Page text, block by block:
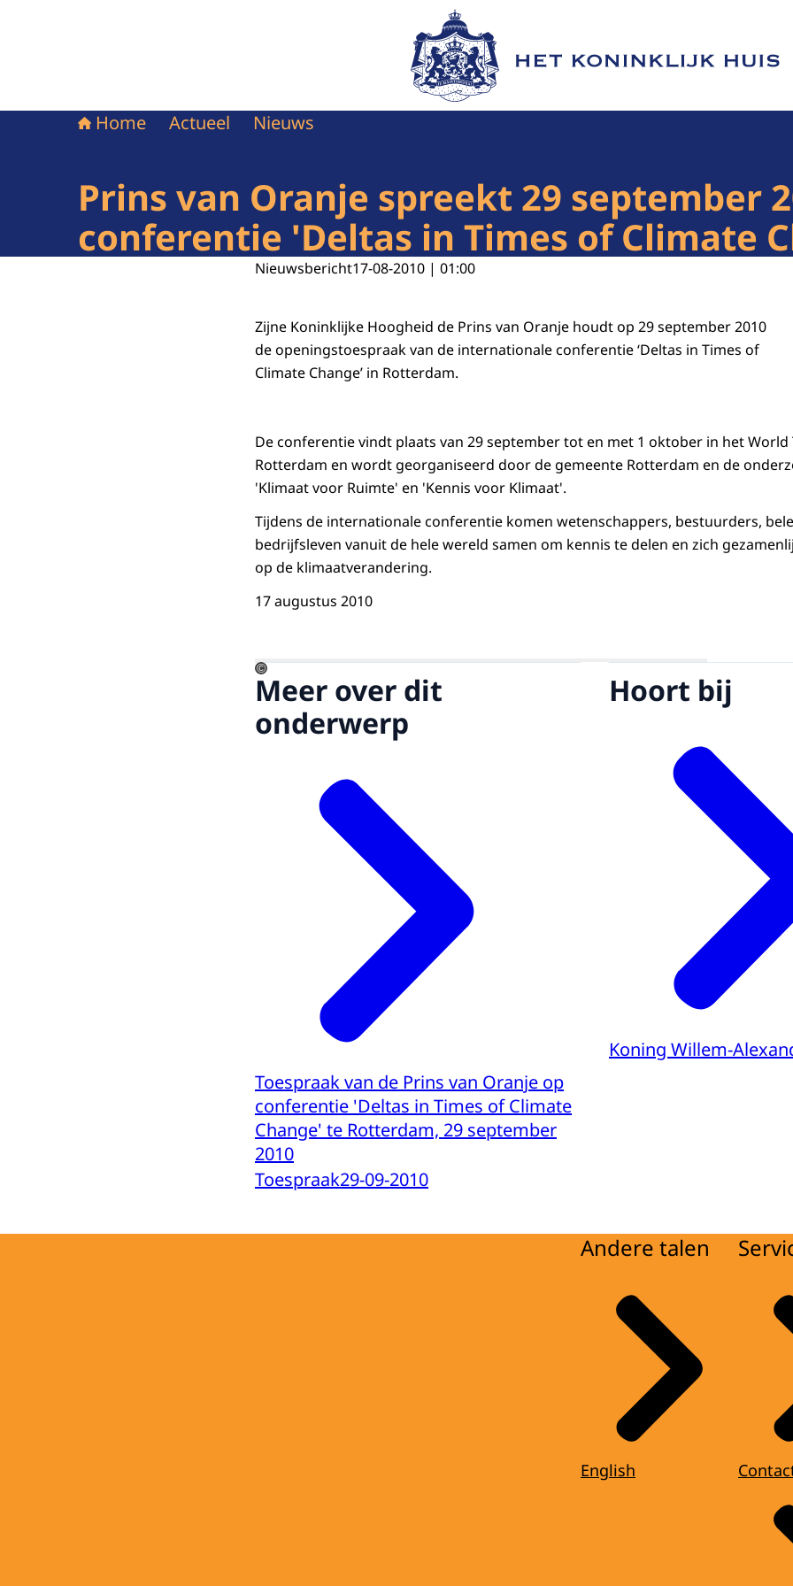
Naar de homepage van Het Koninklijk Huis
Home Actueel Nieuws
Prins van Oranje spreekt 29 september
conferentie 'Deltas in Times of Climate
Nieuwsbericht17-08-2010 | 01:00
Zijne Koninklijke Hoogheid de Prins van Oranje houdt op 29 september 2010
de openingstoespraak van de internationale conferentie ‘Deltas in Times of
Climate Change’ in Rotterdam.
De conferentie vindt plaats van 29 september tot en met 1 oktober in het World
Rotterdam en wordt georganiseerd door de gemeente Rotterdam en de
'Klimaat voor Ruimte' en 'Kennis voor Klimaat'.
Tijdens de internationale conferentie komen wetenschappers, bestuurders,
bedrijfsleven vanuit de hele wereld samen om kennis te delen en zich
op de klimaatverandering.
17 augustus 2010
©
Meer over dit
onderwerp
Toespraak van de Prins van Oranje op
conferentie 'Deltas in Times of Climate
Change' te Rotterdam, 29 september
2010
Toespraak29-09-2010
Hoort bij
Koning Willem-
Andere talen
English